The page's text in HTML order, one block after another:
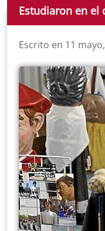
Estudiaron en el
Escrito en 11